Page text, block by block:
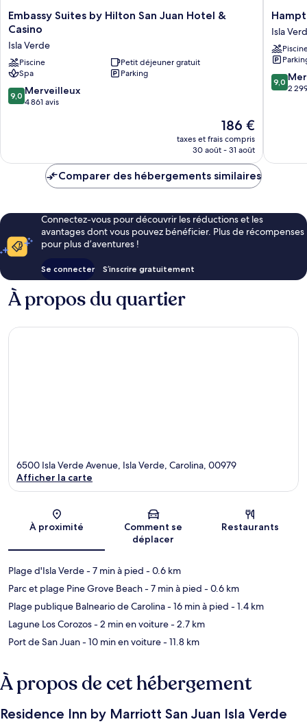
Embassy
Suites
Hilton
San
Juan
Hotel
&
Embassy Suites by Hilton San Juan Hotel &
Casino
Isla Verde
Piscine
Petit déjeuner gratuit
Spa
Parking
9.0
sur
9,0 Merveilleux
4 861 avis
Le
nouveau
prix
de
186 €
taxes et frais compris
30 août - 31 août
Inn
&
Suites
San
Juan
Isla
Isla
9.0
sur
9,0
2
Comparer des hébergements similaires
Connectez-vous pour découvrir les réductions et les
avantages dont vous pouvez bénéficier. Plus de récompenses
pour plus d’aventures !
Se connecter S’inscrire gratuitement
À propos du quartier
Carte
6500 Isla Verde Avenue, Isla Verde, Carolina, 00979
Afficher la carte
À proximité
Comment se
déplacer
Restaurants
Plage d'Isla Verde- 7 min à pied - 0.6 km
Parc et plage Pine Grove Beach- 7 min à pied - 0.6 km
Plage publique Balneario de Carolina- 16 min à pied - 1.4 km
Lagune Los Corozos- 2 min en voiture- 2.7 km
Port de San Juan- 10 min en voiture- 11.8 km
À propos de cet hébergement
Residence Inn by Marriott San Juan Isla Verde